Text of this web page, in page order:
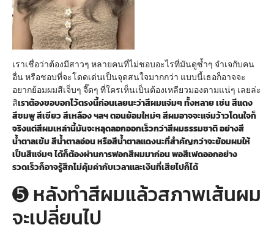
เราเชื่อว่าต้องมีสาวๆ หลายคนที่ไม่ชอบอะไรที่มันดูซ้ำๆ จำเจกับคน
อื่น หรือชอบที่จะโดดเด่นเป็นจุดสนใจมากกว่า แบบนี้เธอก็อาจจะ
อยากย้อมผมสีเจ็บๆ จี๊ดๆ ที่ใครเห็นเป็นต้องเหลียวมองตามแน่ๆ เลยล่ะ
สิเราต้องขอบอกไว้ตรงนี้ก่อนเลยนะว่าสีผมแจ่มๆ ทั้งหลาย เช่น สีแดง
สีชมพู สีเขียว สีเหลือง ฯลฯ ตอนย้อมใหม่ๆ สีผมอาจจะแจ่มว้าวโดนใจก็
จริงแต่สีผมเหล่านี้มันจะหลุดลอกออกเร็วกว่าสีผมธรรมชาติ อย่างสี
น้ำตาลเข้ม สีน้ำตาลอ่อน หรือสีน้ำตาลแดงนะที่สำคัญกว่าจะย้อมผมให้
เป็นสีแจ่มๆ ได้ก็ต้องผ่านการฟอกสีผมมาก่อน พอสีเฟดออกอย่าง
รวดเร็วก็อาจรู้สึกไม่คุ้มค่ากับเวลาและเงินที่เสียไปก็ได้
➎ หลังทำสีผมแล้วสภาพเส้นผม
จะเปลี่ยนไป